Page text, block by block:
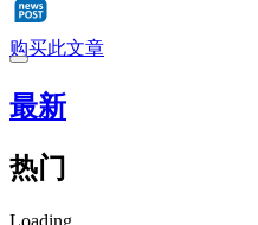
购买此文章
最新
热门